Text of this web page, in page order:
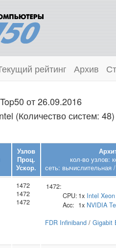
рейтинг Архив
от 26.09.2016
(Количество систем: 48)
Узлов
Проц.
Ускор.
кол-во узлов:
сеть: вычислительная
1472
1472
1472
1472:
CPU: 1x Intel
Acc: 1x NVIDIA
FDR Infiniband / Gigabit